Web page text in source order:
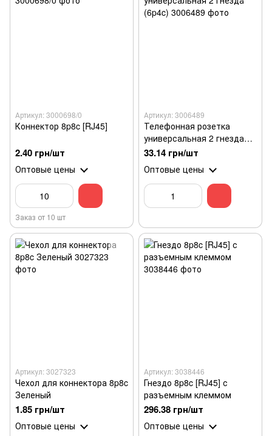
Артикул: 3000698/0
Коннектор 8p8c [RJ45]
2.40 грн/шт
Оптовые цены
Заказ от 10 шт
Артикул: 3006489
Телефонная розетка
универсальная 2 гнезда
(6p4c)
33.14 грн/шт
Оптовые цены
Артикул: 3027323
Чехол для коннектора 8p8c
Зеленый
1.85 грн/шт
Оптовые цены
Артикул: 3038446
Гнездо 8p8c [RJ45] с
разъемным клеммом
296.38 грн/шт
Оптовые цены